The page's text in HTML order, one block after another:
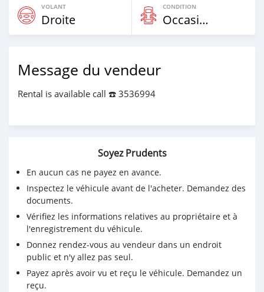
VOLANT
Droite
CONDITION
Occasion
Message du vendeur
Rental is available call ☎️ 3536994
Soyez Prudents
En aucun cas ne payez en avance.
Inspectez le véhicule avant de l'acheter. Demandez des
documents.
Vérifiez les informations relatives au propriétaire et à
l'enregistrement du véhicule.
Donnez rendez-vous au vendeur dans un endroit
public et n'y allez pas seul.
Payez après avoir vu et reçu le véhicule. Demandez un
reçu.